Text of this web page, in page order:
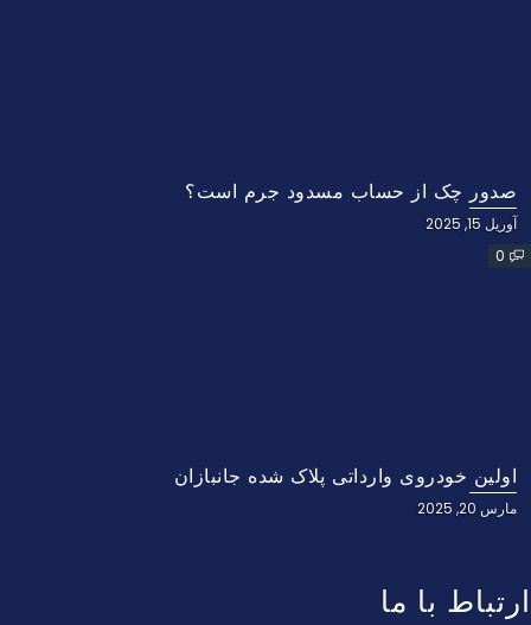
صدور چک از حساب مسدود جرم است؟
آوریل 15, 2025
0
اولین خودروی وارداتی پلاک شده جانبازان
مارس 20, 2025
ارتباط با ما